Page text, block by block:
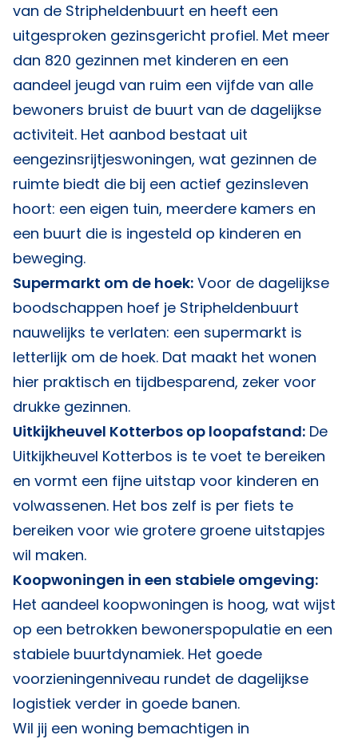
van de Stripheldenbuurt en heeft een
uitgesproken gezinsgericht profiel. Met meer
dan 820 gezinnen met kinderen en een
aandeel jeugd van ruim een vijfde van alle
bewoners bruist de buurt van de dagelijkse
activiteit. Het aanbod bestaat uit
eengezinsrijtjeswoningen, wat gezinnen de
ruimte biedt die bij een actief gezinsleven
hoort: een eigen tuin, meerdere kamers en
een buurt die is ingesteld op kinderen en
beweging.
Supermarkt om de hoek: Voor de dagelijkse
boodschappen hoef je Stripheldenbuurt
nauwelijks te verlaten: een supermarkt is
letterlijk om de hoek. Dat maakt het wonen
hier praktisch en tijdbesparend, zeker voor
drukke gezinnen.
Uitkijkheuvel Kotterbos op loopafstand: De
Uitkijkheuvel Kotterbos is te voet te bereiken
en vormt een fijne uitstap voor kinderen en
volwassenen. Het bos zelf is per fiets te
bereiken voor wie grotere groene uitstapjes
wil maken.
Koopwoningen in een stabiele omgeving:
Het aandeel koopwoningen is hoog, wat wijst
op een betrokken bewonerspopulatie en een
stabiele buurtdynamiek. Het goede
voorzieningenniveau rundet de dagelijkse
logistiek verder in goede banen.
Wil jij een woning bemachtigen in